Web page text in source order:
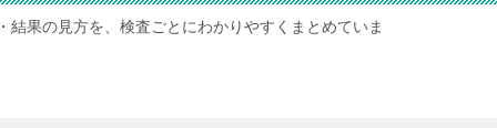
結果の見方を、検査ごとにわかりやすくまとめていま